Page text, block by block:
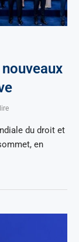
nouveaux
du droit et
en